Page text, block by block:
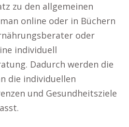
zu den allgemeinen
online oder in Büchern
oder
individuell
Dadurch werden die
die individuellen
und Gesundheitsziele